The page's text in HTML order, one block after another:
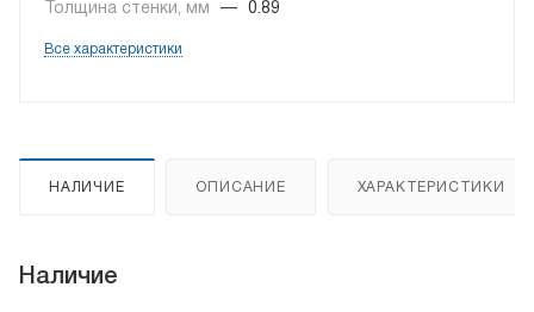
Толщина стенки, мм
— 0.89
Все характеристики
НАЛИЧИЕ ОПИСАНИЕ ХАРАКТЕРИСТИКИ
Наличие